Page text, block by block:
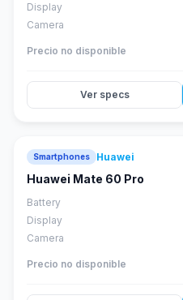
Display
Camera
Precio no disponible
Ver specs
Smartphones Huawei
Huawei Mate 60 Pro
Battery
Display
Camera
Precio no disponible